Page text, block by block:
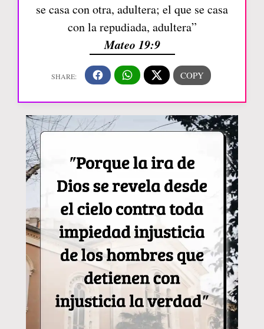
se casa con otra, adultera; el que se casa
con la repudiada, adultera”
Mateo 19:9